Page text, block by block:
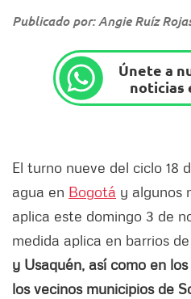
Publicado por: Angie Ruíz
Únete a
noticias
El turno nueve del ciclo 18
agua en Bogotá y algunos
aplica este domingo 3 de
medida aplica en barrios
y Usaquén, así como en
los vecinos municipios de